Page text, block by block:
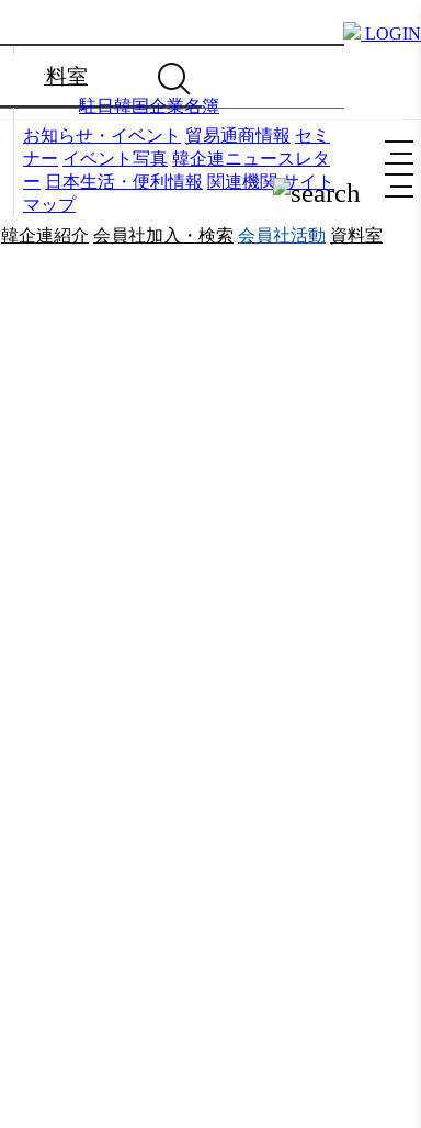
資料室
お知らせ・イベント 貿易通商情報 セミ
ナー イベント写真 韓企連ニュースレタ
ー 日本生活・便利情報 関連機関 サイト
マップ
駐日韓国企業名簿
LOGIN
韓企連紹介 会員社加入・検索 会員社活動 資料室